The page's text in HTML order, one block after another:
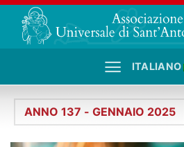
Salta
contenuti
ITALIANO
ANNO 137 - GENNAIO 2025